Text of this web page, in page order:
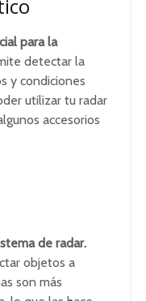
para la
detectar la
y condiciones
utilizar tu radar
accesorios
de radar.
objetos a
son más